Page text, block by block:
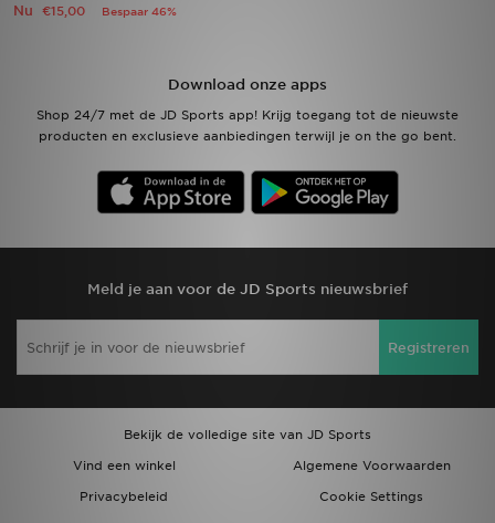
Nu €15,00 Bespaar 46%
Download onze apps
Shop 24/7 met de JD Sports app! Krijg toegang tot de nieuwste
producten en exclusieve aanbiedingen terwijl je on the go bent.
Meld je aan voor de JD Sports nieuwsbrief
Registreren
Bekijk de volledige site van JD Sports
Vind een winkel
Algemene Voorwaarden
Privacybeleid
Cookie Settings
Bestelling Traceren
Vacatures